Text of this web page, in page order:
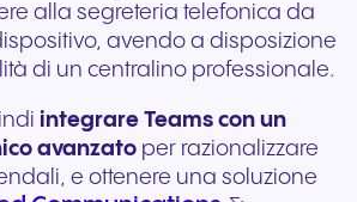
alla segreteria telefonica da
avendo a disposizione
di un centralino professionale.
integrare Teams con un
avanzato per razionalizzare
e ottenere una soluzione